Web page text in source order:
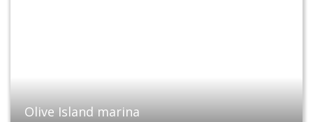
Olive Island marina